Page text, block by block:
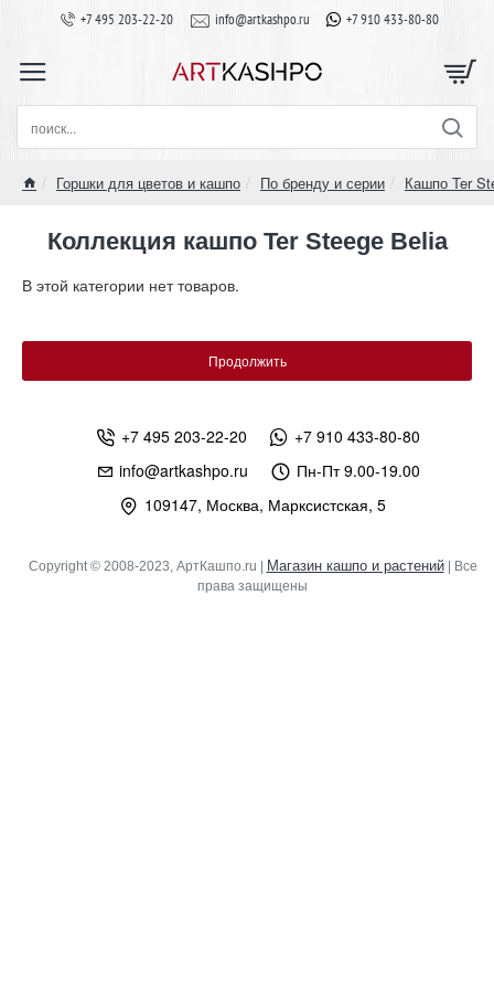
+7 495 203-22-20 info@artkashpo.ru +7 910 433-80-80
поиск...
Горшки для цветов и кашпо По бренду и серии Кашпо Ter
Коллекция кашпо Ter Steege Belia
В этой категории нет товаров.
Продолжить
+7 495 203-22-20
+7 910 433-80-80
info@artkashpo.ru
Пн-Пт 9.00-19.00
109147, Москва, Марксистская, 5
Copyright © 2008-2023, АртКашпо.ru | Магазин кашпо и растений| Все
права защищены